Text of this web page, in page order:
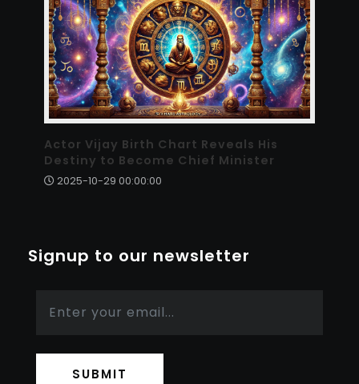
Actor Vijay Birth Chart Reveals His
Destiny to Become Chief Minister
2025-10-29 00:00:00
Signup to our newsletter
SUBMIT